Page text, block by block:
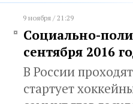
9 ноября / 21:29
Социально-
сентября 2016
В России
стартует